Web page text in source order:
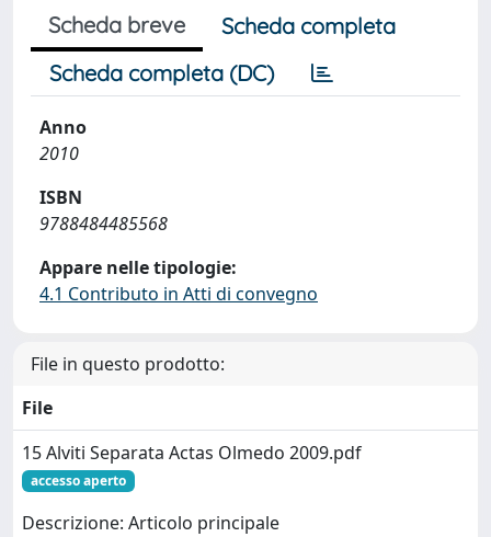
Scheda breve
Scheda completa
Scheda completa (DC)
Anno
2010
ISBN
9788484485568
Appare nelle tipologie:
4.1 Contributo in Atti di convegno
File in questo prodotto:
File
15 Alviti Separata Actas Olmedo 2009.pdf
accesso aperto
Descrizione: Articolo principale